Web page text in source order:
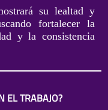
su lealtad y
fortalecer la
y la consistencia
EL TRABAJO?